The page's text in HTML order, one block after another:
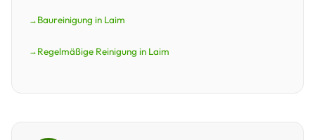
Baureinigung in Laim
Regelmäßige Reinigung in Laim